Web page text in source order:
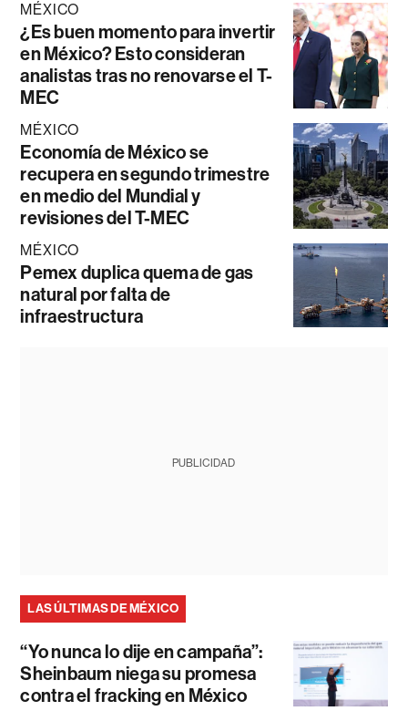
MÉXICO
¿Es buen momento para invertir
en México? Esto consideran
analistas tras no renovarse el T-
MEC
MÉXICO
Economía de México se
recupera en segundo trimestre
en medio del Mundial y
revisiones del T-MEC
MÉXICO
Pemex duplica quema de gas
natural por falta de
infraestructura
PUBLICIDAD
LAS ÚLTIMAS DE MÉXICO
“Yo nunca lo dije en campaña”:
Sheinbaum niega su promesa
contra el fracking en México